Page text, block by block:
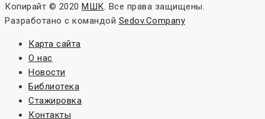
Копирайт © 2020 МШК. Все права защищены.
Разработано с командой Sedov.Company
Карта сайта
О нас
Новости
Библиотека
Стажировка
Контакты